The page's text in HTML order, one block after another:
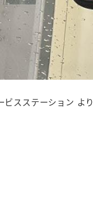
ビスステーション より